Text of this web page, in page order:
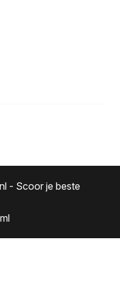
- Scoor je beste